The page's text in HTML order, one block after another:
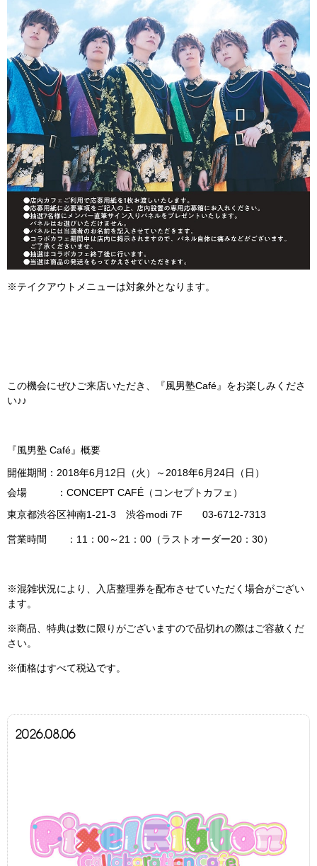
2026.08.06
※テイクアウトメニューは対象外となります。
この機会にぜひご来店いただき、『風男塾Café』をお楽しみくださ
い♪♪
『風男塾 Café』概要
開催期間：2018年6月12日（火）～2018年6月24日（日）
会場 ：CONCEPT CAFÉ（コンセプトカフェ）
東京都渋谷区神南1-21-3 渋谷modi 7F 03-6712-7313
営業時間 ：11：00～21：00（ラストオーダー20：30）
※混雑状況により、入店整理券を配布させていただく場合がござい
ます。
※商品、特典は数に限りがございますので品切れの際はご容赦くだ
さい。
※価格はすべて税込です。